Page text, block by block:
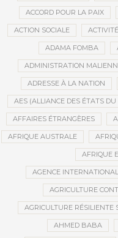
ACCORD POUR LA PAIX
ACTION SOCIALE
ADAMA FOMBA
ADMINISTRATION
ADRESSE À LA NATION
AES (ALLIANCE DES ÉTATS DU
AFFAIRES ÉTRANGÈRES
AFRIQUE AUSTRALE
AFRIQUE
AGENCE
AGRICULTURE
AGRICULTURE RÉSILIENTE
AHMED BABA